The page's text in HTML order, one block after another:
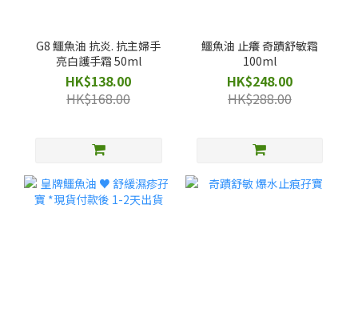
G8 鱷魚油 抗炎. 抗主婦手
亮白護手霜 50ml
HK$138.00
HK$168.00
鱷魚油 止癢 奇蹟舒敏霜
100ml
HK$248.00
HK$288.00